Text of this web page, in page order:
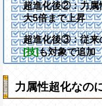
超進化後②：力属
大5倍まで上昇
超進化後③：従来
[技]も対象で追加
力属性超化なの